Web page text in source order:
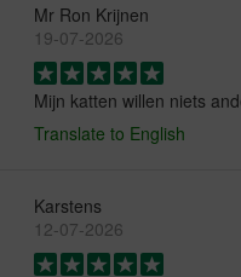
Mr Ron Krijnen
19-07-2026
Mijn katten willen niets
Translate to English
Karstens
12-07-2026